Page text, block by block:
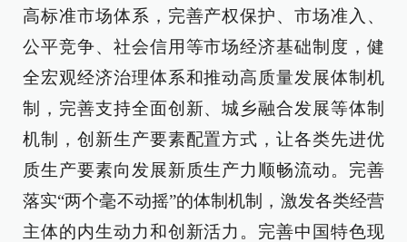
高标准市场体系，完善产权保护、市场准入、
公平竞争、社会信用等市场经济基础制度，健
全宏观经济治理体系和推动高质量发展体制机
制，完善支持全面创新、城乡融合发展等体制
机制，创新生产要素配置方式，让各类先进优
质生产要素向发展新质生产力顺畅流动。完善
落实“两个毫不动摇”的体制机制，激发各类经营
主体的内生动力和创新活力。完善中国特色现